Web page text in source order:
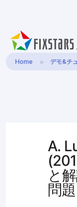
Home デモ&チ
A.
と
問題